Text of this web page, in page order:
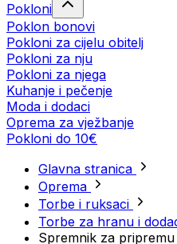
Pokloni
Poklon bonovi
Pokloni za cijelu obitelj
Pokloni za nju
Pokloni za njega
Kuhanje i pečenje
Moda i dodaci
Oprema za vježbanje
Pokloni do 10€
Glavna stranica
Oprema
Torbe i ruksaci
Torbe za hranu i
Spremnik za